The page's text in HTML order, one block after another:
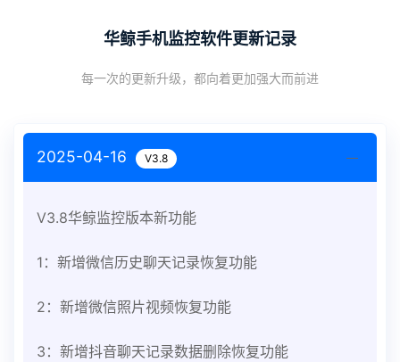
华鲸手机监控软件更新记录
每一次的更新升级，都向着更加强大而前进
2025-04-16 V3.8
V3.8华鲸监控版本新功能
1：新增微信历史聊天记录恢复功能
2：新增微信照片视频恢复功能
3：新增抖音聊天记录数据删除恢复功能